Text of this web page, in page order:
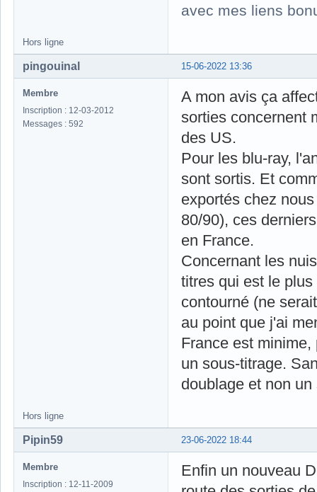
avec mes liens
Hors ligne
15-06-2022 13:36
pingouinal
Membre
Inscription : 12-03-2012
Messages : 592
A mon avis ça
sorties concernent
des US.
Pour les blu-ray,
sont sortis. Et
exportés chez
80/90), ces
en France.
Concernant les
titres qui est le
contourné (ne
au point que j'ai
France est
un sous-titrage.
doublage et non
Hors ligne
23-06-2022 18:44
Pipin59
Membre
Inscription : 12-11-2009
Enfin un nouveau